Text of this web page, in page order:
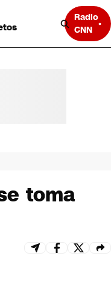
Radio
CNN
toma